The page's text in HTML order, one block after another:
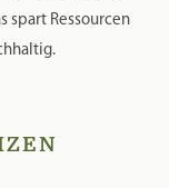
spart Ressourcen